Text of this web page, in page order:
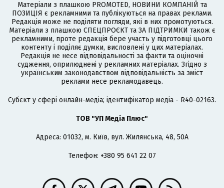
Матеріали з плашкою PROMOTED, НОВИНИ КОМПАНІЙ та
ПОЗИЦІЯ є рекламними та публікуються на правах реклами.
Редакція може не поділяти погляди, які в них промотуються.
Матеріали з плашкою СПЕЦПРОЄКТ та ЗА ПІДТРИМКИ також є
рекламними, проте редакція бере участь у підготовці цього
контенту і поділяє думки, висловлені у цих матеріалах.
Редакція не несе відповідальності за факти та оціночні
судження, оприлюднені у рекламних матеріалах. Згідно з
українським законодавством відповідальність за зміст
реклами несе рекламодавець.
Cубєкт у сфері онлайн-медіа; ідентифікатор медіа - R40-02163.
ТОВ "УП Медіа Плюс"
Адреса: 01032, м. Київ, вул. Жилянська, 48, 50А
Телефон: +380 95 641 22 07